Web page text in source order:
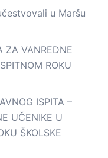
u Maršu
ZA VANREDNE
ROKU
ISPITA –
UČENIKE U
ŠKOLSKE